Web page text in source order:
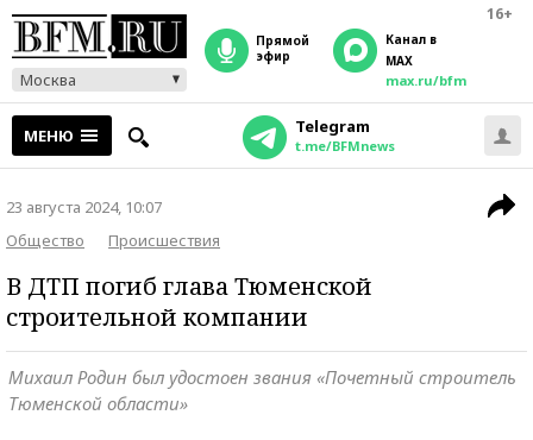
16+
Москва
прямой
эфир
Канал в
MAX
max.ru/bfm
МЕНЮ Telegram
t.me/BFMnews
23 августа 2024, 10:07
Общество
Происшествия
В ДТП погиб глава Тюменской
строительной компании
Михаил Родин был удостоен звания «Почетный строитель
Тюменской области»